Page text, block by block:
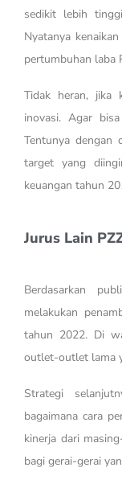
sedikit lebih
Nyatanya
pertumbuhan laba
Tidak heran, jika
inovasi. Agar
Tentunya dengan
target yang
keuangan tahun
Jurus Lain
Berdasarkan
melakukan
tahun 2022. Di
outlet-outlet lama
Strategi
bagaimana cara
kinerja dari
bagi gerai-gerai